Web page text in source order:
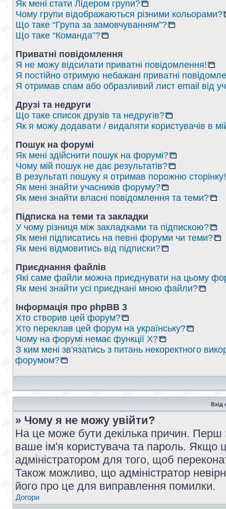
Як мені стати Лідером групи?
Чому групи відображаються різними кольорами?
Що таке “Група за замовчуванням”?
Що таке “Команда”?
Приватні повідомлення
Я не можу відсилати приватні повідомлення!
Я постійно отримую небажані приватні
Я отримав спам або образливий лист email від
Друзі та недруги
Що таке список друзів та недругів?
Як я можу додавати / видаляти користувачів в
Пошук на форумі
Як мені здійснити пошук на форумі?
Чому мій пошук не дає результатів?
В результаті пошуку я отримав порожню сторінку!
Як мені знайти учасників форуму?
Як мені знайти власні повідомлення та теми?
Підписка на теми та закладки
У чому різниця між закладками та підпискою?
Як мені підписатись на певні форуми чи теми?
Як мені відмовитись від підписки?
Приєднання файлів
Які саме файли можна приєднувати на цьому
Як мені знайти усі приєднані мною файли?
Інформація про phpBB 3
Хто створив цей форум?
Хто переклав цей форум на українську?
Чому на форумі немає функції X?
З ким мені зв'язатись з питань некоректного
форумом?
Вхід
» Чому я не можу увійти?
На це може бути декілька причин. Перш
ваше ім'я користувача та пароль. Якщо
адміністратором для того, щоб
Також можливо, що адміністратор
його про це для виправлення помилки.
Догори